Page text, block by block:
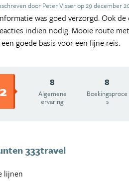
door Peter Visser op 29 december
was goed verzorgd. Ook
indien nodig. Mooie route
goede basis voor een fijne reis.
8
Algemene
ervaring
8
Boekingsproce
s
333travel
lijnen